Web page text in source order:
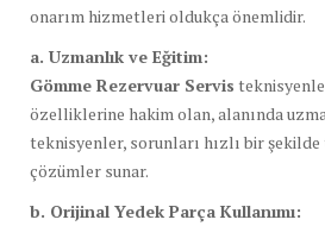
onarım hizmetleri oldukça önemlidir.
a. Uzmanlık ve Eğitim:
Gömme Rezervuar Servis
özelliklerine hakim olan, alanında
teknisyenler, sorunları hızlı bir
çözümler sunar.
b. Orijinal Yedek Parça Kullanımı: